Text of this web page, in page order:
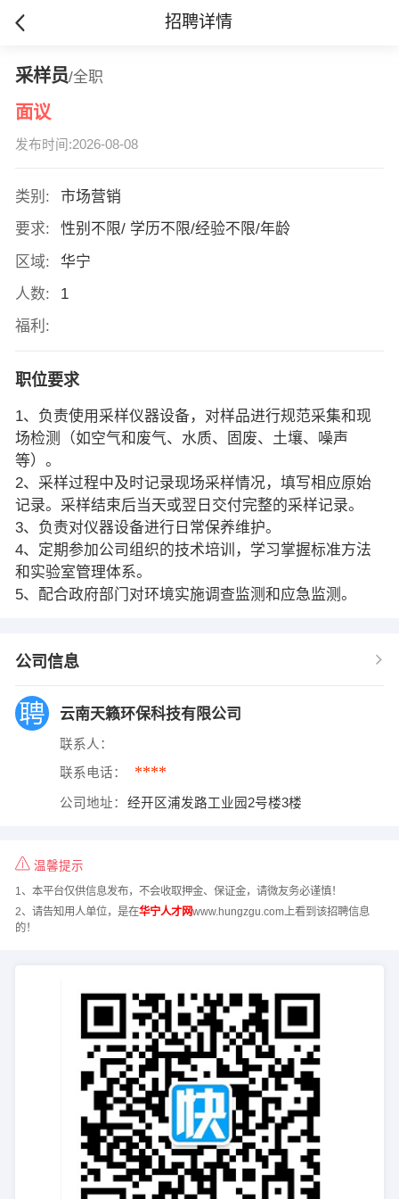
招聘详情
采样员/全职
面议
发布时间:2026-08-08
类别:
市场营销
要求:
性别不限/ 学历不限/经验不限/年龄
区域:
华宁
人数:
1
福利:
职位要求
1、负责使用采样仪器设备，对样品进行规范采集和现
场检测（如空气和废气、水质、固废、土壤、噪声
等）。
2、采样过程中及时记录现场采样情况，填写相应原始
记录。采样结束后当天或翌日交付完整的采样记录。
3、负责对仪器设备进行日常保养维护。
4、定期参加公司组织的技术培训，学习掌握标准方法
和实验室管理体系。
5、配合政府部门对环境实施调查监测和应急监测。
公司信息
云南天籁环保科技有限公司
联系人：
联系电话： ****
公司地址： 经开区浦发路工业园2号楼3楼
温馨提示
1、本平台仅供信息发布，不会收取押金、保证金，请微友务必谨慎！
2、请告知用人单位，是在华宁人才网www.hungzgu.com上看到该招聘信息
的！